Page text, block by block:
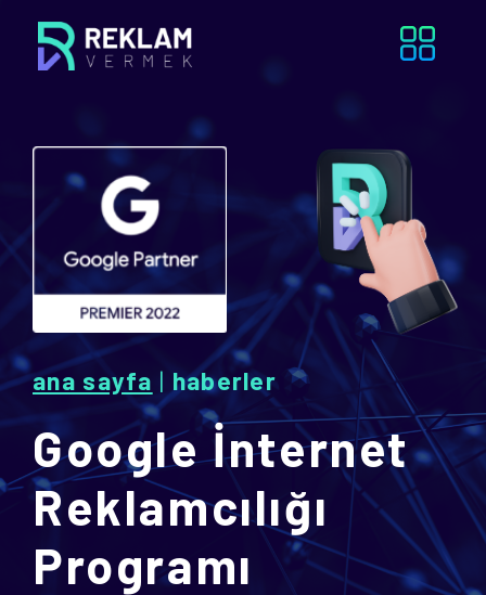
ana sayfa | haberler
Google İnternet
Reklamcılığı
Programı